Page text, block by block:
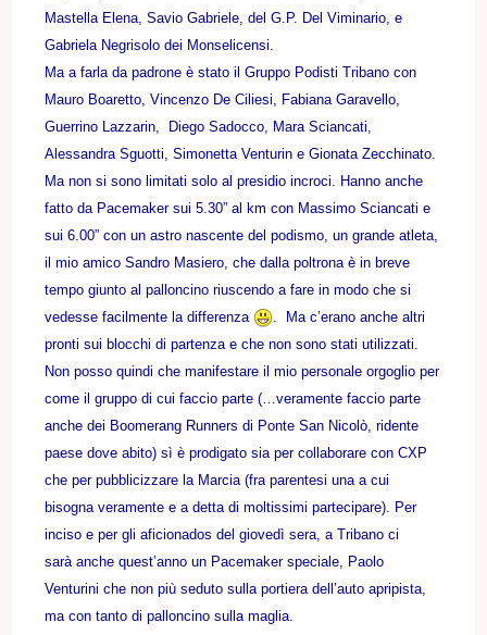
Mastella Elena, Savio Gabriele, del G.P. Del Viminario, e
Gabriela Negrisolo dei Monselicensi.
Ma a farla da padrone è stato il Gruppo Podisti Tribano con
Mauro Boaretto, Vincenzo De Ciliesi, Fabiana Garavello,
Guerrino Lazzarin, Diego Sadocco, Mara Sciancati,
Alessandra Sguotti, Simonetta Venturin e Gionata Zecchinato.
Ma non si sono limitati solo al presidio incroci. Hanno anche
fatto da Pacemaker sui 5.30” al km con Massimo Sciancati e
sui 6.00” con un astro nascente del podismo, un grande atleta,
il mio amico Sandro Masiero, che dalla poltrona è in breve
tempo giunto al palloncino riuscendo a fare in modo che si
vedesse facilmente la differenza
. Ma c’erano anche altri
pronti sui blocchi di partenza e che non sono stati utilizzati.
Non posso quindi che manifestare il mio personale orgoglio per
come il gruppo di cui faccio parte (…veramente faccio parte
anche dei Boomerang Runners di Ponte San Nicolò, ridente
paese dove abito) sì è prodigato sia per collaborare con CXP
che per pubblicizzare la Marcia (fra parentesi una a cui
bisogna veramente e a detta di moltissimi partecipare). Per
inciso e per gli aficionados del giovedì sera, a Tribano ci
sarà anche quest’anno un Pacemaker speciale, Paolo
Venturini che non più seduto sulla portiera dell’auto apripista,
ma con tanto di palloncino sulla maglia.